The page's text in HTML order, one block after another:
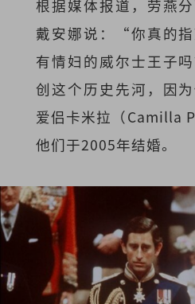
根据媒体报道，劳燕
戴安娜说：“你真的
有情妇的威尔士王子
创这个历史先河，因
爱侣卡米拉（Camilla
他们于2005年结婚。